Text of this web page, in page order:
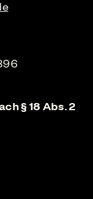
§ 18 Abs. 2